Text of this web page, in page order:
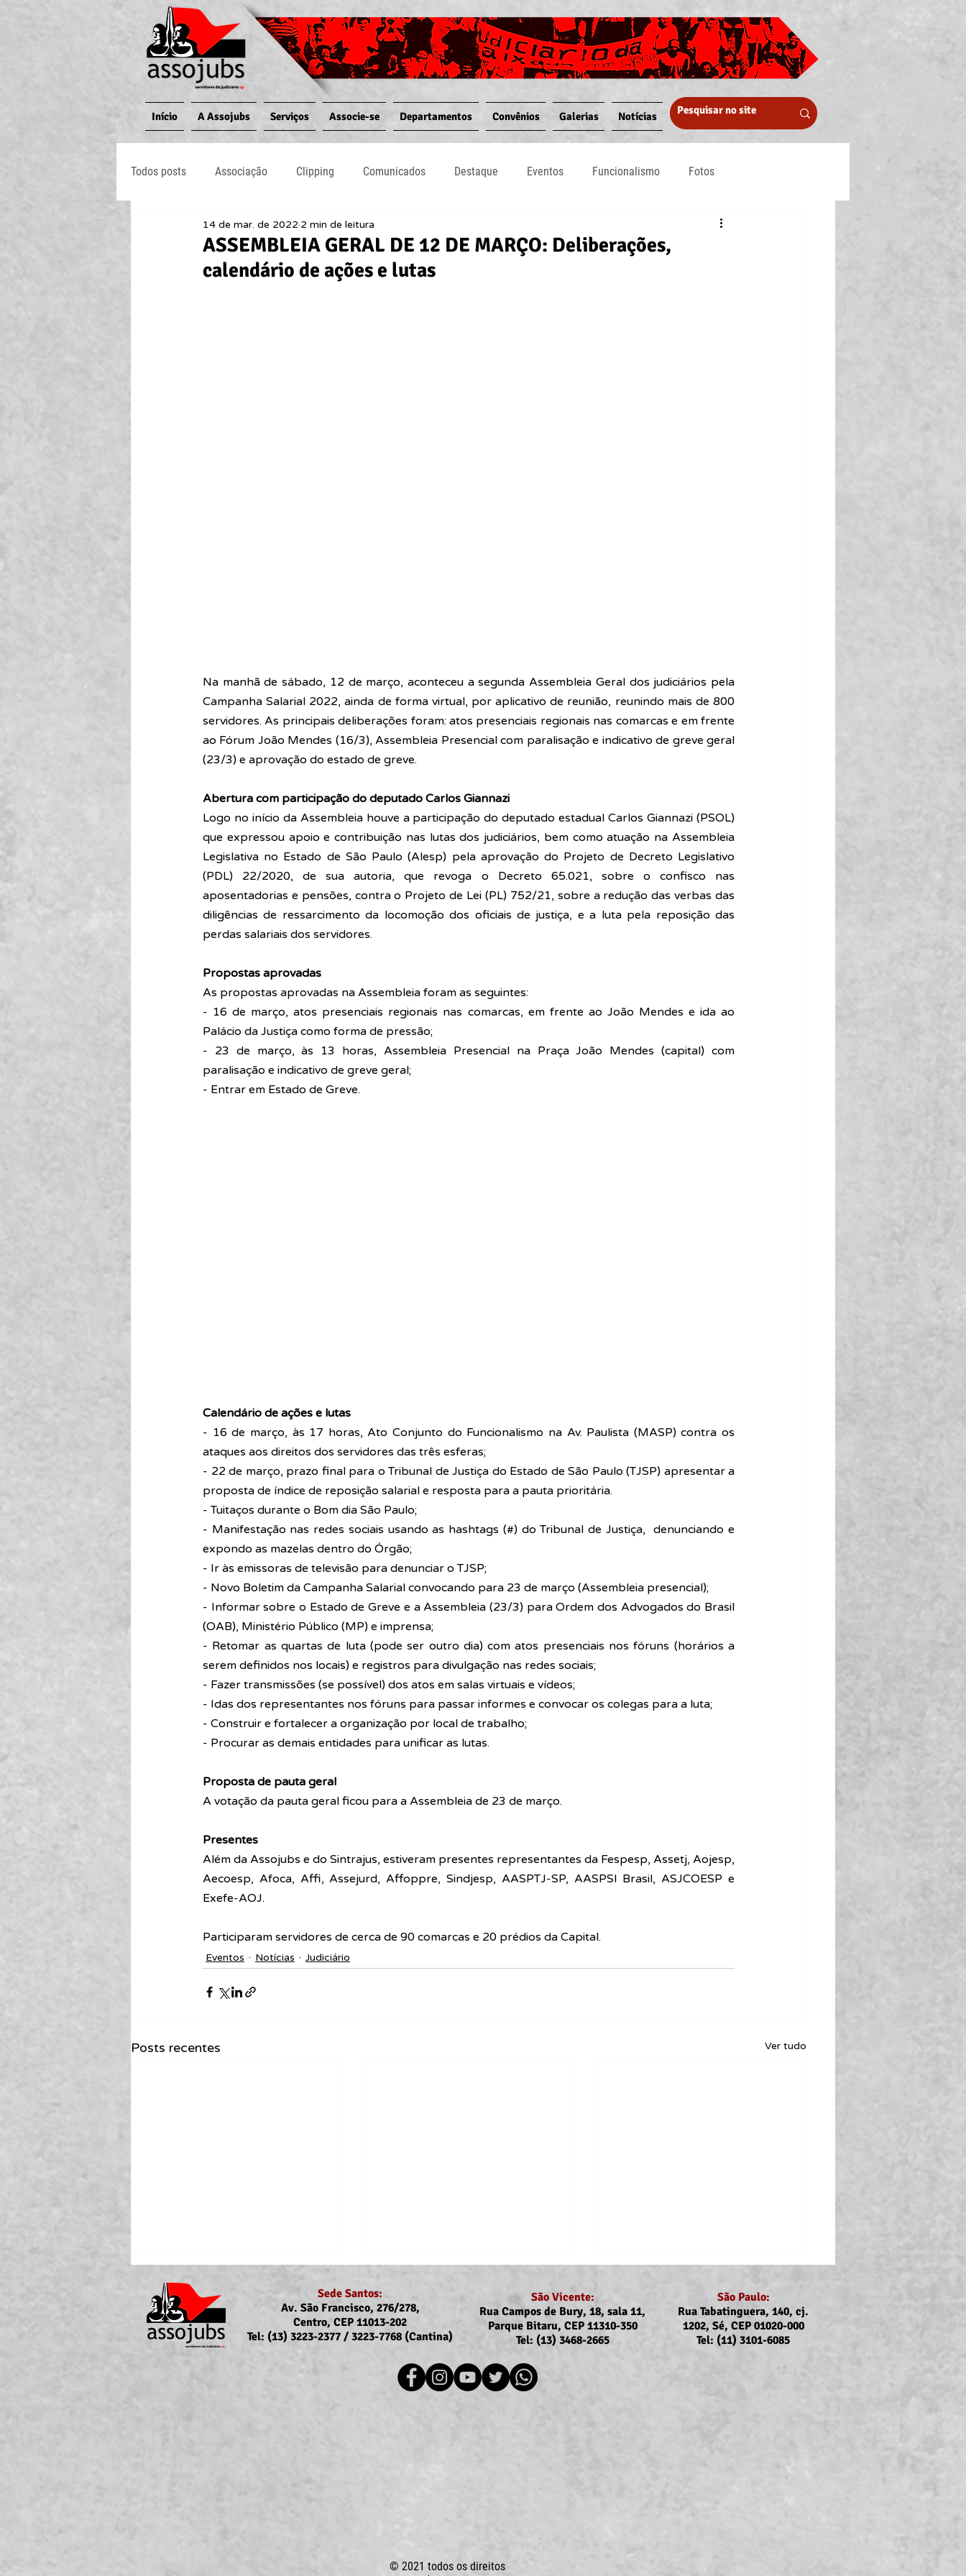
Início A Assojubs Serviços Associe-se Departamentos Convênios Galerias Notícias
Todos posts Associação Clipping Comunicados Destaque Eventos Funcionalismo Fotos
Jornal O Processo Judiciário Notícias
ASSEMBLEIA GERAL DE 12 DE MARÇO: Deliberações,
calendário de ações e lutas
14 de mar. de 2022 2 min de leitura
Na manhã de sábado, 12 de março, aconteceu a segunda Assembleia Geral dos judiciários pela
Campanha Salarial 2022, ainda de forma virtual, por aplicativo de reunião, reunindo mais de 800
servidores. As principais deliberações foram: atos presenciais regionais nas comarcas e em frente
ao Fórum João Mendes (16/3), Assembleia Presencial com paralisação e indicativo de greve geral
(23/3) e aprovação do estado de greve.
Abertura com participação do deputado Carlos Giannazi
Logo no início da Assembleia houve a participação do deputado estadual Carlos Giannazi (PSOL)
que expressou apoio e contribuição nas lutas dos judiciários, bem como atuação na Assembleia
Legislativa no Estado de São Paulo (Alesp) pela aprovação do Projeto de Decreto Legislativo
(PDL) 22/2020, de sua autoria, que revoga o Decreto 65.021, sobre o confisco nas
aposentadorias e pensões, contra o Projeto de Lei (PL) 752/21, sobre a redução das verbas das
diligências de ressarcimento da locomoção dos oficiais de justiça, e a luta pela reposição das
perdas salariais dos servidores.
Propostas aprovadas
As propostas aprovadas na Assembleia foram as seguintes:
- 16 de março, atos presenciais regionais nas comarcas, em frente ao João Mendes e ida ao
Palácio da Justiça como forma de pressão;
- 23 de março, às 13 horas, Assembleia Presencial na Praça João Mendes (capital) com
paralisação e indicativo de greve geral;
- Entrar em Estado de Greve.
Calendário de ações e lutas
- 16 de março, às 17 horas, Ato Conjunto do Funcionalismo na Av. Paulista (MASP) contra os
ataques aos direitos dos servidores das três esferas;
- 22 de março, prazo final para o Tribunal de Justiça do Estado de São Paulo (TJSP) apresentar a
proposta de índice de reposição salarial e resposta para a pauta prioritária.
- Tuitaços durante o Bom dia São Paulo;
- Manifestação nas redes sociais usando as hashtags (#) do Tribunal de Justiça,  denunciando e
expondo as mazelas dentro do Órgão;
- Ir às emissoras de televisão para denunciar o TJSP;
- Novo Boletim da Campanha Salarial convocando para 23 de março (Assembleia presencial);
- Informar sobre o Estado de Greve e a Assembleia (23/3) para Ordem dos Advogados do Brasil
(OAB), Ministério Público (MP) e imprensa;
- Retomar as quartas de luta (pode ser outro dia) com atos presenciais nos fóruns (horários a
serem definidos nos locais) e registros para divulgação nas redes sociais;
- Fazer transmissões (se possível) dos atos em salas virtuais e vídeos;
- Idas dos representantes nos fóruns para passar informes e convocar os colegas para a luta;
- Construir e fortalecer a organização por local de trabalho;
- Procurar as demais entidades para unificar as lutas.
Proposta de pauta geral
A votação da pauta geral ficou para a Assembleia de 23 de março.
Presentes
Além da Assojubs e do Sintrajus, estiveram presentes representantes da Fespesp, Assetj, Aojesp,
Aecoesp, Afoca, Affi, Assejurd, Affoppre, Sindjesp, AASPTJ-SP, AASPSI Brasil, ASJCOESP e
Exefe-AOJ.
Participaram servidores de cerca de 90 comarcas e 20 prédios da Capital.
Eventos Notícias Judiciário
Posts recentes Ver tudo
Recomposição do auxílio-
Sede Santos:
Av. São Francisco, 276/278,
Centro, CEP 11013-202
Tel: (13) 3223-2377 / 3223-7768 (Cantina)
São Vicente:
Rua Campos de Bury, 18, sala 11,
Parque Bitaru, CEP 11310-350
Tel: (13) 3468-2665
São Paulo:
Rua Tabatinguera, 140, cj.
1202, Sé, CEP 01020-000
Tel: (11) 3101-6085
© 2021 todos os direitos